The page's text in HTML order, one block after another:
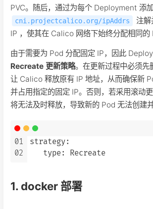
PVC。随后，通过为每个 Deployment 添加
cni.projectcalico.org/ipAddrs
注解
IP ，使其在 Calico 网络下始终分配相同的
由于需要为 Pod 分配固定 IP，因此
Recreate 更新策略。在更新过程中必须先
让 Calico 释放原有 IP 地址，从而确保新
并占用指定的固定 IP。否则，若采用滚动
将无法及时释放，导致新的 Pod 无法创建
01
02
strategy:
   type: Recreate
1. docker 部署